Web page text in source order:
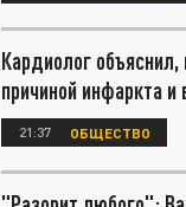
Кардиолог
причиной инфаркта и
21:37 ОБЩЕСТВО